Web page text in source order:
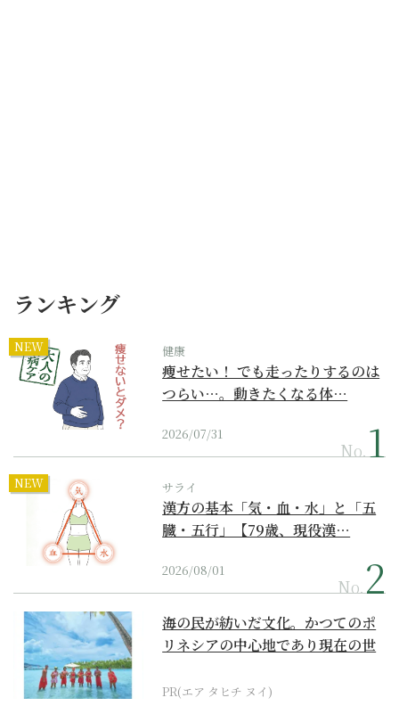
ランキング
NEW 健康
痩せたい！ でも走ったりするのは
つらい…。動きたくなる体…
2026/07/31
No.
NEW サライ
漢方の基本「気・血・水」と「五
臓・五行」【79歳、現役漢…
2026/08/01
No.
海の民が紡いだ文化。かつてのポ
リネシアの中心地であり現在の世
PR(エア タヒチ ヌイ)